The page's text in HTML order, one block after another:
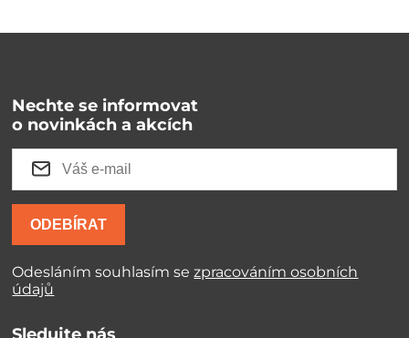
Nechte se informovat
o novinkách a akcích
ODEBÍRAT
Odesláním souhlasím sezpracováním osobních
údajů